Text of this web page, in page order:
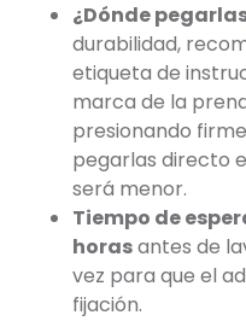
¿Dónde
durabilidad,
etiqueta de
marca de la
presionando
pegarlas directo
será menor.
Tiempo de
horasantes de
vez para que el
fijación.